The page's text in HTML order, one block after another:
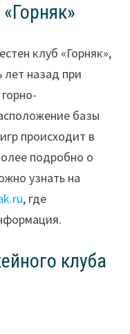
клуб «Горняк»,
назад при
базы
происходит в
подробно о
узнать на
, где
клуба